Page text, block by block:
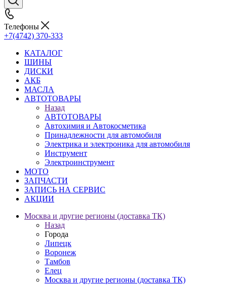
Телефоны
+7(4742) 370-333
КАТАЛОГ
ШИНЫ
ДИСКИ
АКБ
МАСЛА
АВТОТОВАРЫ
Назад
АВТОТОВАРЫ
Автохимия и Автокосметика
Принадлежности для автомобиля
Электрика и электроника для автомобиля
Инструмент
Электроинструмент
МОТО
ЗАПЧАСТИ
ЗАПИСЬ НА СЕРВИС
АКЦИИ
Москва и другие регионы (доставка ТК)
Назад
Города
Липецк
Воронеж
Тамбов
Елец
Москва и другие регионы (доставка ТК)